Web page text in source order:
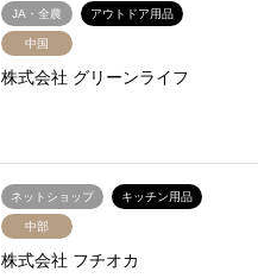
JA・全農 アウトドア用品
中国
株式会社 グリーンライフ
ネットショップ キッチン用品
中部
株式会社 フチオカ